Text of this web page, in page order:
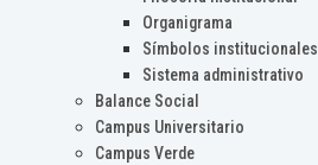
Organigrama
Símbolos institucionales
Sistema administrativo
Balance Social
Campus Universitario
Campus Verde